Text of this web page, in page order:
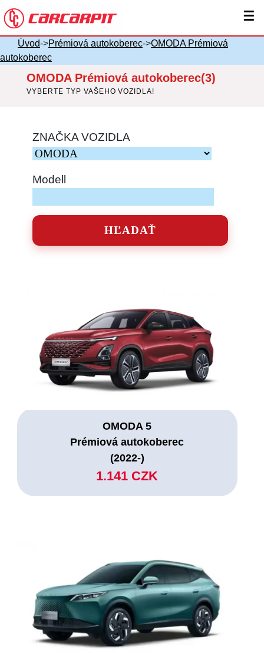
☰
Úvod->Prémiová autokoberec->OMODA Prémiová
autokoberec
OMODA Prémiová autokoberec(3)
VYBERTE TYP VAŠEHO VOZIDLA!
ZNAČKA VOZIDLA
Modell
HĽADAŤ
OMODA 5
Prémiová autokoberec
(2022-)
1.141 CZK